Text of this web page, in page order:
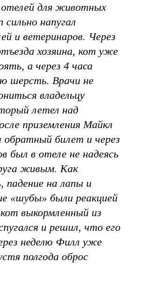
для животных
напугал
и ветеринаров. Через
хозяина, кот уже
а через 4 часа
шерсть. Врачи не
владельцу
летел над
приземления Майкл
обратный билет и через
был в отеле не надеясь
живым. Как
падение на лапы и
«шубы» были реакцией
выкормленный из
и решил, что его
неделю Филл уже
полгода оброс